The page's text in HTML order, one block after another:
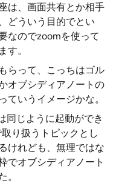
は、画面共有とか相手
どういう目的でとい
なのでzoomを使って
す。
らって、こっちはゴル
オブシディアノートの
ていうイメージかな。
同じように起動ができ
り扱うトピックとし
けれども、無理ではな
でオブシディアノート
。